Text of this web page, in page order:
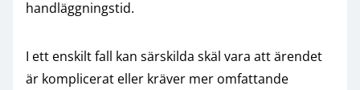
handläggningstid.
I ett enskilt fall kan särskilda skäl vara att ärendet
är komplicerat eller kräver mer omfattande